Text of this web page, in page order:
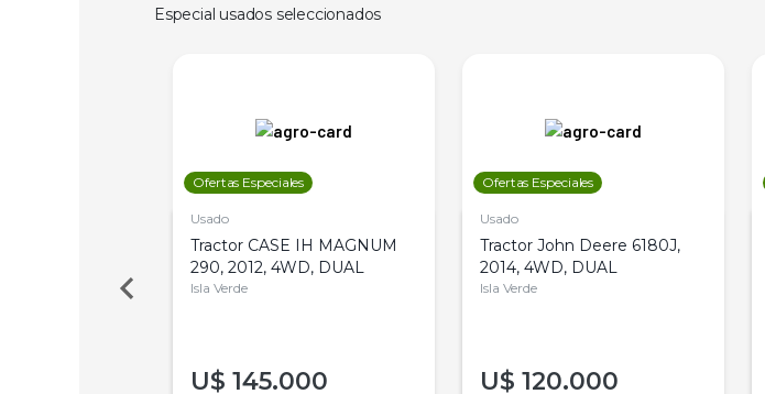
Especial usados seleccionados
Ofertas Especiales
Usado
Tractor CASE IH MAGNUM
290, 2012, 4WD, DUAL
Isla Verde
U$ 145.000
Ofertas Especiales
Usado
Tractor John Deere 6180J,
2014, 4WD, DUAL
Isla Verde
U$ 120.000